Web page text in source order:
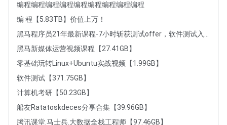
编程编程编程编程编程编程编程编程编程
编 程【5.83TB】价值上万！
黑马新媒体运营视频课程【27.41GB】
零基础玩转Linux+Ubuntu实战视频【1.99GB】
软件测试【371.75GB】
计算机考研【50.23GB】
船友Ratatoskdeces分享合集【39.96GB】
腾讯课堂.马士兵.大数据全栈工程师【97.46GB】